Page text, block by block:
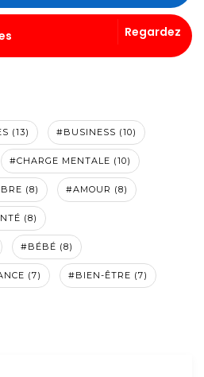
Regardez
(13) #BUSINESS (10)
#CHARGE MENTALE (10)
(8) #AMOUR (8)
(8)
#BÉBÉ (8)
(7) #BIEN-ÊTRE (7)